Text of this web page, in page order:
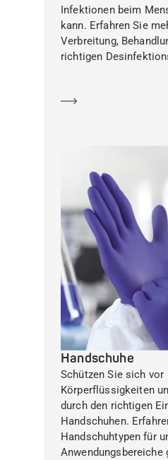
Infektionen beim
kann. Erfahren Sie
Verbreitung,
richtigen
Handschuhe
Schützen Sie sich vor
Körperflüssigkeiten
durch den richtigen
Handschuhen.
Handschuhtypen für
Anwendungsbereiche